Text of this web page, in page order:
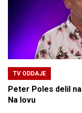
TV ODDAJE
Peter Poles delil
Na lovu